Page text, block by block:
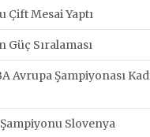
Çift Mesai Yaptı
Güç Sıralaması
Avrupa Şampiyonası
Slovenya